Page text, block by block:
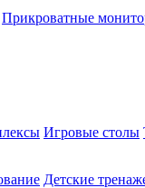
Прикроватные
Игровые столы
Детские